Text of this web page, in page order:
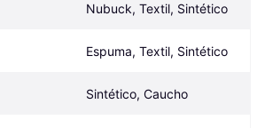
Nubuck, Textil, Sintético
Espuma, Textil, Sintético
Sintético, Caucho